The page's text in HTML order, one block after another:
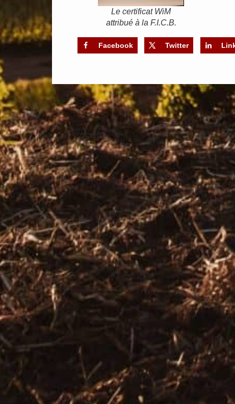
Le certificat WiM
attribué à la F.I.C.B.
Facebook Twitter